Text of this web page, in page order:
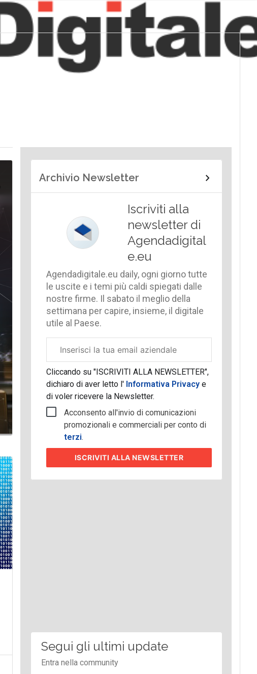
Archivio Newsletter
Iscriviti alla
newsletter di
Agendadigital
e.eu
Agendadigitale.eu daily, ogni giorno tutte
le uscite e i temi più caldi spiegati dalle
nostre firme. Il sabato il meglio della
settimana per capire, insieme, il digitale
utile al Paese.
aziendale
Cliccando su "ISCRIVITI ALLA NEWSLETTER",
dichiaro di aver letto l'Informativa Privacy e
di voler ricevere la Newsletter.
Acconsento all'invio di comunicazioni
promozionali e commerciali per conto di
terzi.
ISCRIVITI ALLA NEWSLETTER
Segui gli ultimi update
Entra nella community